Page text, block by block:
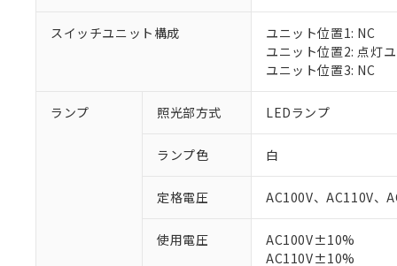
スイッチユニット構成
ユニット位置1: NC
ユニット位置2: 点灯
ユニット位置3: NC
ランプ 照光部方式 LEDランプ
ランプ色 白
定格電圧 AC100V、AC110V、
使用電圧
AC100V±10%
AC110V±10%
ご利用条件
※1 対応状況
対応予定なし：
調査・確認中：
非該当品：ライセ
仕入先様の事情に
※1 中国